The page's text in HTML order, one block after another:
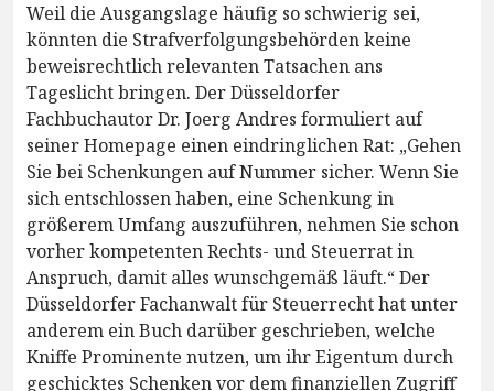
Weil die Ausgangslage häufig so schwierig sei,
könnten die Strafverfolgungsbehörden keine
beweisrechtlich relevanten Tatsachen ans
Tageslicht bringen. Der Düsseldorfer
Fachbuchautor Dr. Joerg Andres formuliert auf
seiner Homepage einen eindringlichen Rat: „Gehen
Sie bei Schenkungen auf Nummer sicher. Wenn Sie
sich entschlossen haben, eine Schenkung in
größerem Umfang auszuführen, nehmen Sie schon
vorher kompetenten Rechts- und Steuerrat in
Anspruch, damit alles wunschgemäß läuft.“ Der
Düsseldorfer Fachanwalt für Steuerrecht hat unter
anderem ein Buch darüber geschrieben, welche
Kniffe Prominente nutzen, um ihr Eigentum durch
geschicktes Schenken vor dem finanziellen Zugriff